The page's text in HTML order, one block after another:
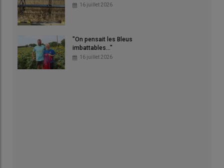
16 juillet 2026
"On pensait les Bleus
imbattables..."
16 juillet 2026